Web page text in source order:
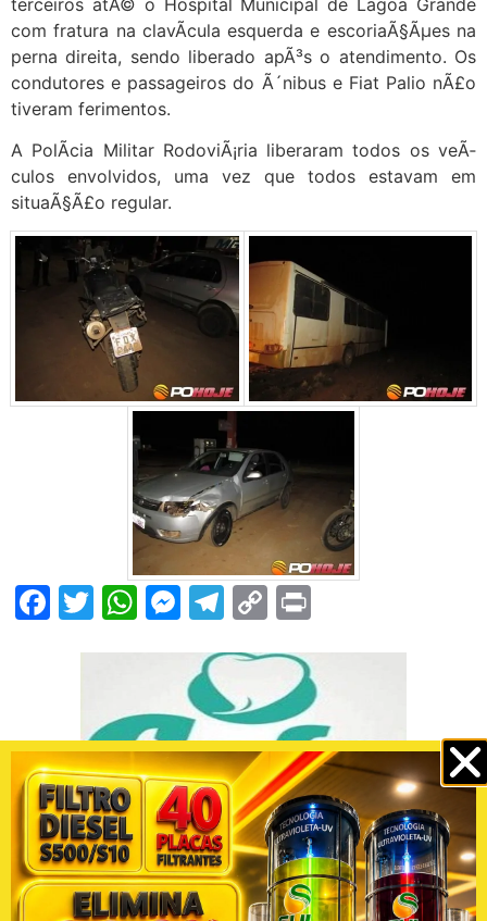
terceiros atÃ© o Hospital Municipal de Lagoa Grande
com fratura na clavÃ­cula esquerda e escoriaÃ§Ãµes na
perna direita, sendo liberado apÃ³s o atendimento. Os
condutores e passageiros do Ã´nibus e Fiat Palio nÃ£o
tiveram ferimentos.
A PolÃ­cia Militar RodoviÃ¡ria liberaram todos os veÃ­
culos envolvidos, uma vez que todos estavam em
situaÃ§Ã£o regular.
Facebook
Twitter
WhatsApp
Messenger
Telegram
Copy